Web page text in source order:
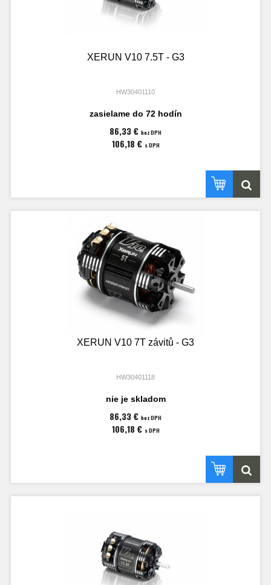
XERUN V10 7.5T - G3
HW30401110
zasielame do 72 hodín
86,33 € bez DPH
106,18 € s DPH
XERUN V10 7T závitů - G3
HW30401118
nie je skladom
86,33 € bez DPH
106,18 € s DPH